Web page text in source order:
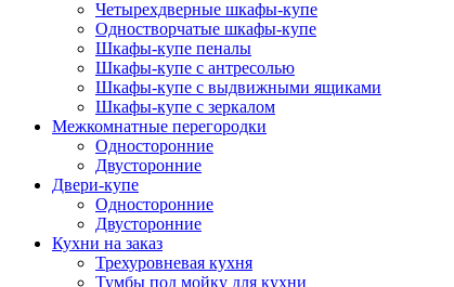
Четырехдверные шкафы-купе
Одностворчатые шкафы-купе
Шкафы-купе пеналы
Шкафы-купе с антресолью
Шкафы-купе с выдвижными ящиками
Шкафы-купе с зеркалом
Межкомнатные перегородки
Односторонние
Двусторонние
Двери-купе
Односторонние
Двусторонние
Кухни на заказ
Трехуровневая кухня
Тумбы под мойку для кухни